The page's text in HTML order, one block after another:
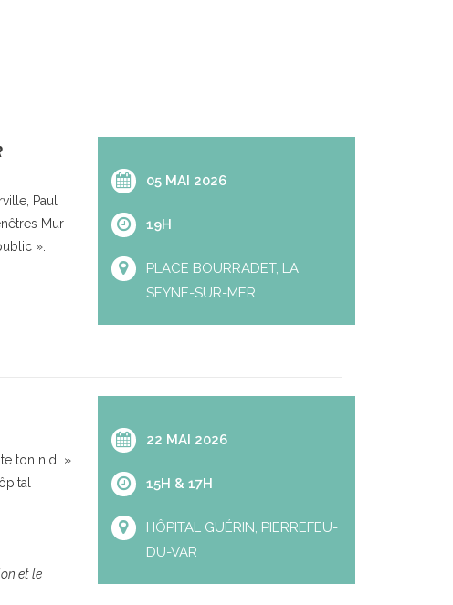
Paul
Mur
».
05 MAI 2026
19H
PLACE BOURRADET, LA
SEYNE-SUR-MER
ton nid »
et le
22 MAI 2026
15H & 17H
HÔPITAL GUÉRIN, PIERREFEU-
DU-VAR